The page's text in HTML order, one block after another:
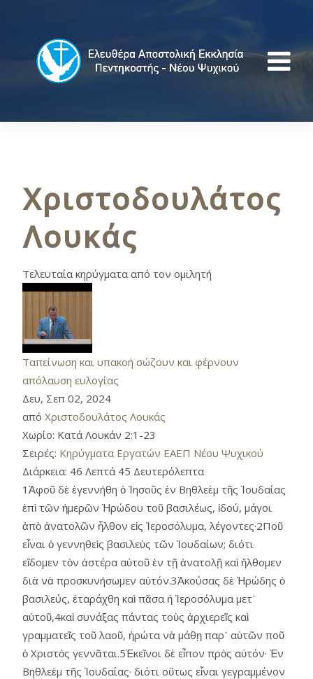
Χριστοδουλάτος
Λουκάς
Τελευταία κηρύγματα από τον ομιλητή
Ταπείνωση και υπακοή σώζουν και φέρνουν
απόλαυση ευλογίας
Δευ, Σεπ 02, 2024
από Χριστοδουλάτος Λουκάς
Χωρίο: Κατά Λουκάν 2:1-23
Σειρές: Κηρύγματα Εργατών ΕΑΕΠ Νέου Ψυχικού
Διάρκεια: 46 Λεπτά 45 Δευτερόλεπτα
1Ἀφοῦ δὲ ἐγεννήθη ὁ Ἰησοῦς ἐν Βηθλεὲμ τῆς Ἰουδαίας
ἐπὶ τῶν ἡμερῶν Ἡρώδου τοῦ βασιλέως, ἰδού, μάγοι
ἀπὸ ἀνατολῶν ἦλθον εἰς Ἱεροσόλυμα, λέγοντες·2Ποῦ
εἶναι ὁ γεννηθεὶς βασιλεὺς τῶν Ἰουδαίων; διότι
εἴδομεν τὸν ἀστέρα αὐτοῦ ἐν τῇ ἀνατολῇ καὶ ἤλθομεν
διὰ νὰ προσκυνήσωμεν αὐτόν.3Ἀκούσας δὲ Ἡρώδης ὁ
βασιλεύς, ἐταράχθη καὶ πᾶσα ἡ Ἱεροσόλυμα μετ᾿
αὐτοῦ,4καὶ συνάξας πάντας τοὺς ἀρχιερεῖς καὶ
γραμματεῖς τοῦ λαοῦ, ἠρώτα νὰ μάθῃ παρ᾿ αὐτῶν ποῦ
ὁ Χριστὸς γεννᾶται.5Ἐκεῖνοι δὲ εἶπον πρὸς αὐτόν· Ἐν
Βηθλεὲμ τῆς Ἰουδαίας· διότι οὕτως εἶναι γεγραμμένον